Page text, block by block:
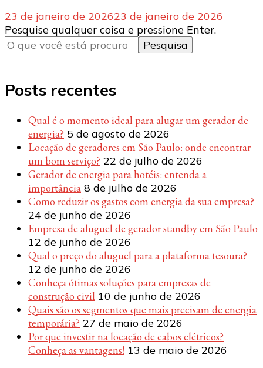
23 de janeiro de 202623 de janeiro de 2026
Procurando
algo?
Pesquise qualquer coisa e pressione Enter.
Posts recentes
Qual é o momento ideal para alugar um gerador de
energia? 5 de agosto de 2026
Locação de geradores em São Paulo: onde encontrar
um bom serviço? 22 de julho de 2026
Gerador de energia para hotéis: entenda a
importância 8 de julho de 2026
Como reduzir os gastos com energia da sua empresa?
24 de junho de 2026
Empresa de aluguel de gerador standby em São Paulo
12 de junho de 2026
Qual o preço do aluguel para a plataforma tesoura?
12 de junho de 2026
Conheça ótimas soluções para empresas de
construção civil 10 de junho de 2026
Quais são os segmentos que mais precisam de energia
temporária? 27 de maio de 2026
Por que investir na locação de cabos elétricos?
Conheça as vantagens! 13 de maio de 2026